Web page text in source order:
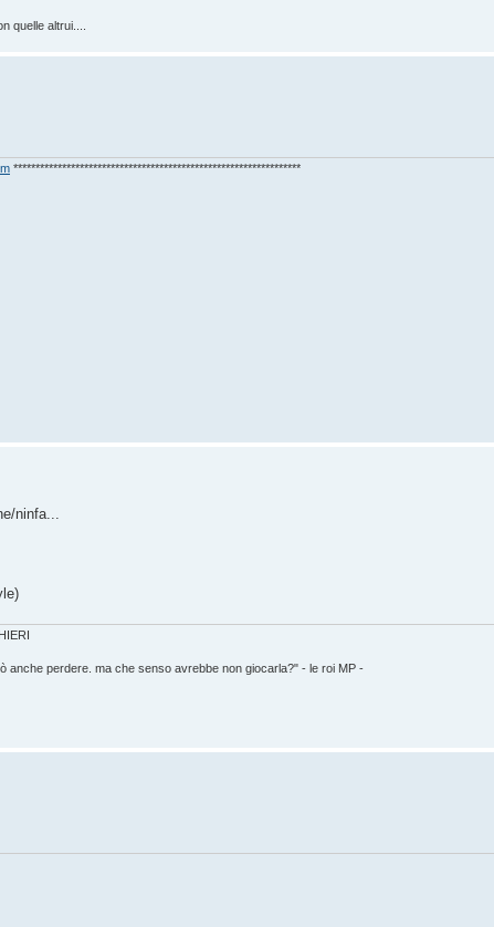
quelle altrui....
*****************************************************************
ninfa...
anche perdere. ma che senso avrebbe non giocarla?" - le roi MP -